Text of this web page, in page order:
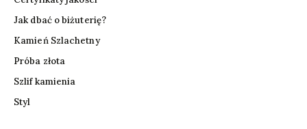
Jak dbać o biżuterię?
Kamień Szlachetny
Próba złota
Szlif kamienia
Styl